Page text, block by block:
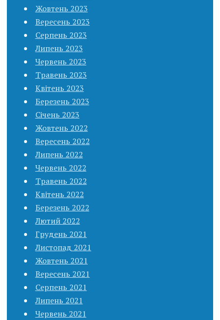
Жовтень 2023
Вересень 2023
Серпень 2023
Липень 2023
Червень 2023
Травень 2023
Квітень 2023
Березень 2023
Січень 2023
Жовтень 2022
Вересень 2022
Липень 2022
Червень 2022
Травень 2022
Квітень 2022
Березень 2022
Лютий 2022
Грудень 2021
Листопад 2021
Жовтень 2021
Вересень 2021
Серпень 2021
Липень 2021
Червень 2021